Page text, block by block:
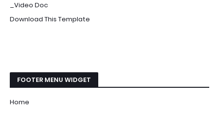
_Video Doc
Download This Template
FOOTER MENU WIDGET
Home